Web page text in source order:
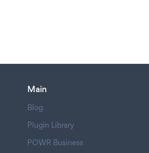
Main
Blog
Plugin Library
POWR Business